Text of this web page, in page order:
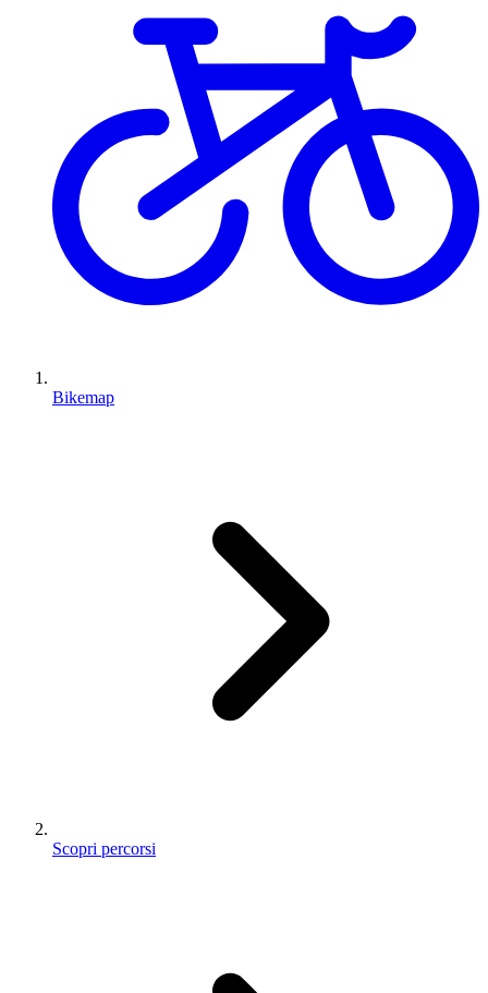
Bikemap
Scopri percorsi